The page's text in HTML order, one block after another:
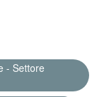
- Settore